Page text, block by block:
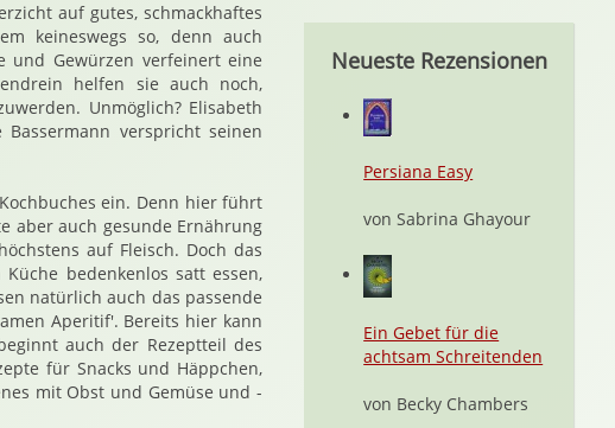
auf gutes, schmackhaftes
keineswegs so, denn auch
und Gewürzen verfeinert eine
helfen sie auch noch,
Unmöglich? Elisabeth
verspricht seinen
ein. Denn hier führt
aber auch gesunde Ernährung
auf Fleisch. Doch das
bedenkenlos satt essen,
natürlich auch das passende
Aperitif'. Bereits hier kann
auch der Rezeptteil des
für Snacks und Häppchen,
mit Obst und Gemüse und -
Neueste Rezensionen
Persiana Easy
von Sabrina Ghayour
Ein Gebet für die
achtsam Schreitenden
von Becky Chambers